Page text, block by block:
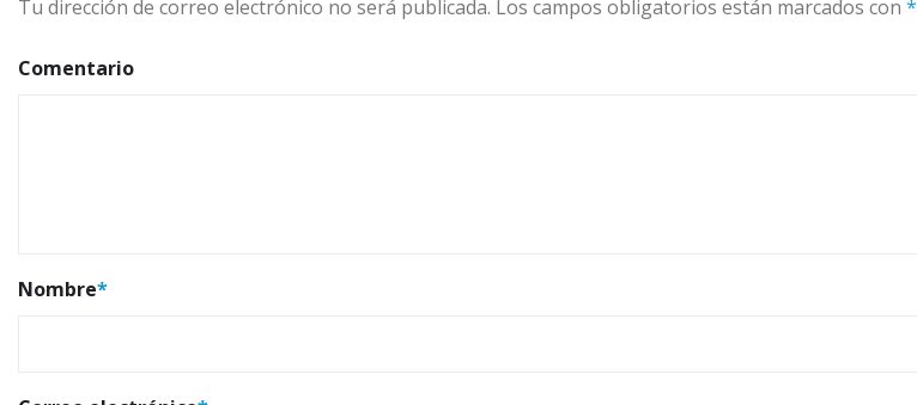
Tu dirección de correo electrónico no será publicada. Los campos obligatorios están marcados con *
Comentario
Nombre*